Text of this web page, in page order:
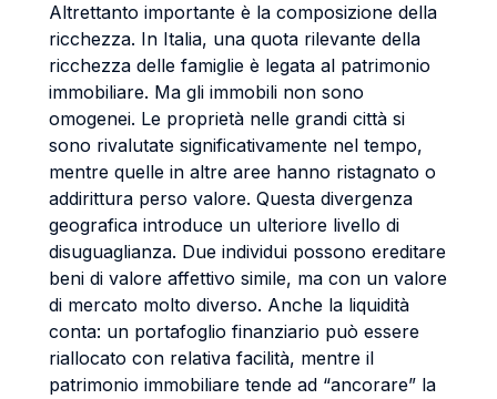
Altrettanto importante è la composizione della
ricchezza. In Italia, una quota rilevante della
ricchezza delle famiglie è legata al patrimonio
immobiliare. Ma gli immobili non sono
omogenei. Le proprietà nelle grandi città si
sono rivalutate significativamente nel tempo,
mentre quelle in altre aree hanno ristagnato o
addirittura perso valore. Questa divergenza
geografica introduce un ulteriore livello di
disuguaglianza. Due individui possono ereditare
beni di valore affettivo simile, ma con un valore
di mercato molto diverso. Anche la liquidità
conta: un portafoglio finanziario può essere
riallocato con relativa facilità, mentre il
patrimonio immobiliare tende ad “ancorare” la